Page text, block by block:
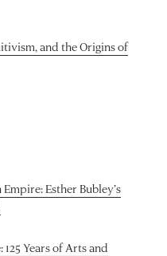
and the Origins of
Esther Bubley’s
Years of Arts and